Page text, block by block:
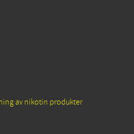
av nikotin produkter